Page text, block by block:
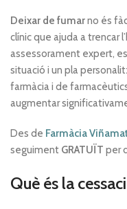
Deixar de fumarno és
clínic que ajuda a trencar
assessorament expert,
situació i un pla
farmàcia i de
augmentar
Des de Farmàcia
seguiment GRATUÏT per
Què és la